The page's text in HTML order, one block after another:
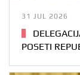
31 JUL 2026
POSETI